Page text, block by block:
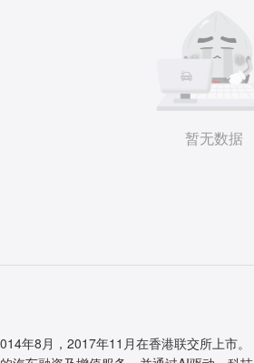
暂无数据
年8月，2017年11月在香港联交所上市。